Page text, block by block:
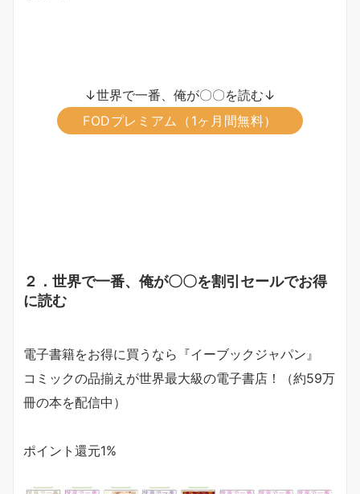
↓世界で一番、俺が〇〇を読む↓
FODプレミアム（1ヶ月間無料）
２．世界で一番、俺が〇〇を割引セールでお得
に読む
電子書籍をお得に買うなら『イーブックジャパン』
コミックの品揃えが世界最大級の電子書店！（約59万
冊の本を配信中）
ポイント還元1%